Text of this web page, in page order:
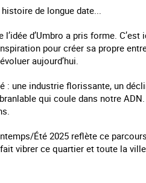
de longue date...
l’idée d’Umbro a pris forme.
pour créer sa propre
aujourd’hui.
: une industrie florissante, un
qui coule dans notre
Été 2025 reflète ce
vibrer ce quartier et toute la